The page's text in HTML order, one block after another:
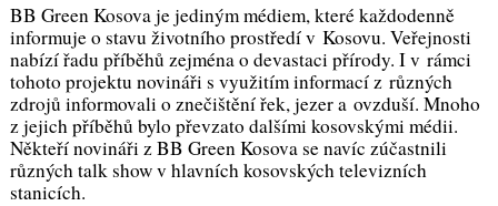
BB Green Kosova je jediným médiem, které každodenně
informuje o stavu životního prostředí v Kosovu. Veřejnosti
nabízí řadu příběhů zejména o devastaci přírody. I v rámci
tohoto projektu novináři s využitím informací z různých
zdrojů informovali o znečištění řek, jezer a ovzduší. Mnoho
z jejich příběhů bylo převzato dalšími kosovskými médii.
Někteří novináři z BB Green Kosova se navíc zúčastnili
různých talk show v hlavních kosovských televizních
stanicích.